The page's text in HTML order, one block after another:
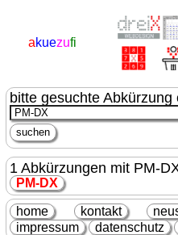
akuezufi
bitte gesuchte Abkürzung
1 Abkürzungen mit PM-
PM-DX
home kontakt
impressum
datenschutz